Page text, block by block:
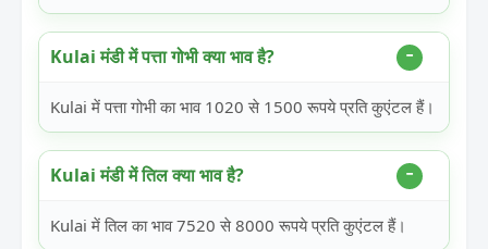
Kulai मंडी में पत्ता गोभी क्या भाव है?
Kulai में पत्ता गोभी का भाव 1020 से 1500 रूपये प्रति कुएंटल हैं।
Kulai मंडी में तिल क्या भाव है?
Kulai में तिल का भाव 7520 से 8000 रूपये प्रति कुएंटल हैं।